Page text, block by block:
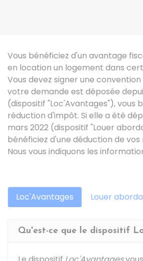
Vous bénéficiez d'un avantage
en location un logement dans
Vous devez signer une
votre demande est déposée
(dispositif "Loc'Avantages"), vous
réduction d'impôt. Si elle a été
mars 2022 (dispositif "Louer
bénéficiez d'une déduction de
Nous vous indiquons les
Loc'Avantages Louer
Qu'est-ce que le dispositif